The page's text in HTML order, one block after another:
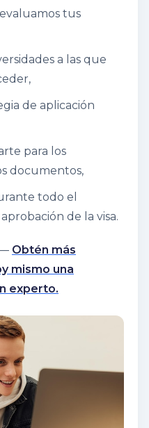
tus
a las que
de aplicación
para los
documentos,
todo el
de la visa.
Obtén más
mismo una
experto.